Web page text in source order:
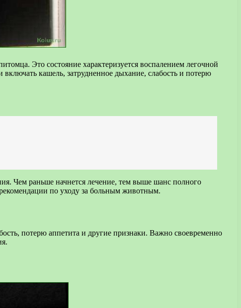
Это состояние характеризуется воспалением легочной
кашель, затрудненное дыхание, слабость и потерю
Чем раньше начнется лечение, тем выше шанс полного
по уходу за больным животным.
потерю аппетита и другие признаки. Важно своевременно